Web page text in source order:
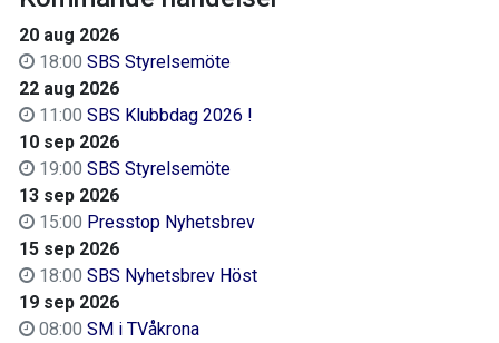
20 aug 2026
18:00 SBS Styrelsemöte
22 aug 2026
11:00 SBS Klubbdag 2026 !
10 sep 2026
19:00 SBS Styrelsemöte
13 sep 2026
15:00 Presstop Nyhetsbrev
15 sep 2026
18:00 SBS Nyhetsbrev Höst
19 sep 2026
08:00 SM i TVåkrona